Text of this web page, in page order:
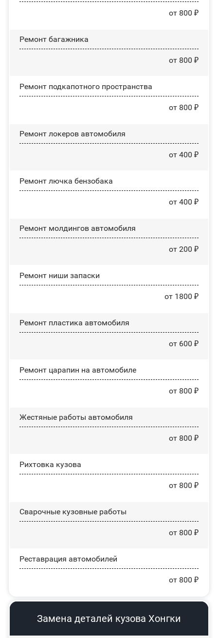
от 800 ₽
Ремонт багажника
от 800 ₽
Ремонт подкапотного пространства
от 800 ₽
Ремонт лoĸepoв автомобиля
от 400 ₽
Ремонт лючка бензобака
от 400 ₽
Ремонт молдингов автомобиля
от 200 ₽
Ремонт ниши запаски
от 1800 ₽
Ремонт пластика автомобиля
от 600 ₽
Ремонт царапин на автомобиле
от 800 ₽
Жестяные работы автомобиля
от 800 ₽
Рихтовка кузова
от 800 ₽
Сварочные кузовные работы
от 800 ₽
Реставрация автомобилей
от 800 ₽
Замена деталей кузова Хонгки